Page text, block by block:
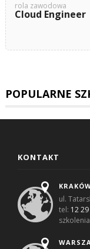
rola zawodowa
Cloud Engineer
POPULARNE
KONTAKT
ul.
tel: 12